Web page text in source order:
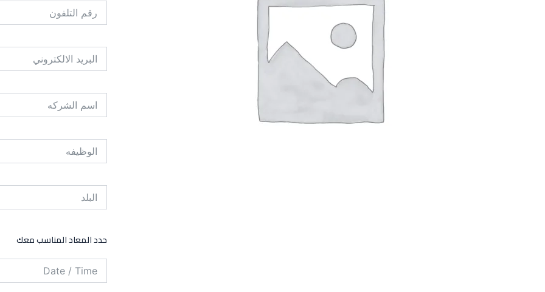
حدد المعاد المناسب معك